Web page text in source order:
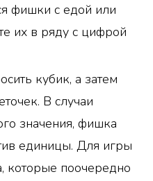
фишки с едой или
их в ряду с цифрой
кубик, а затем
В случаи
значения, фишка
единицы. Для игры
которые поочередно